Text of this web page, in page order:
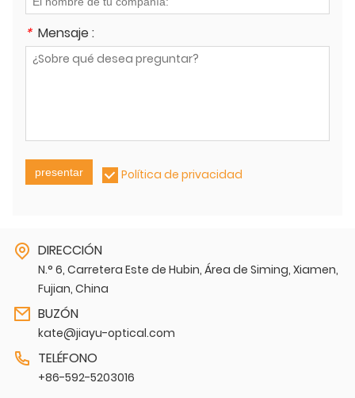
* Mensaje :
presentar Política de privacidad
DIRECCIÓN
N.° 6, Carretera Este de Hubin, Área de Siming, Xiamen,
Fujian, China
BUZÓN
kate@jiayu-optical.com
TELÉFONO
+86-592-5203016